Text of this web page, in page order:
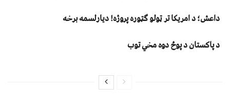
داعش؛ د امریکا تر ټولو ګټوره پروژه! دیارلسمه برخه
د پاکستان د پوځ دوه مخي توب